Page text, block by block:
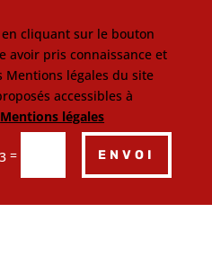
en cliquant sur le bouton
avoir pris connaissance et
Mentions légales du site
accessibles à
Mentions légales
= ENVOI